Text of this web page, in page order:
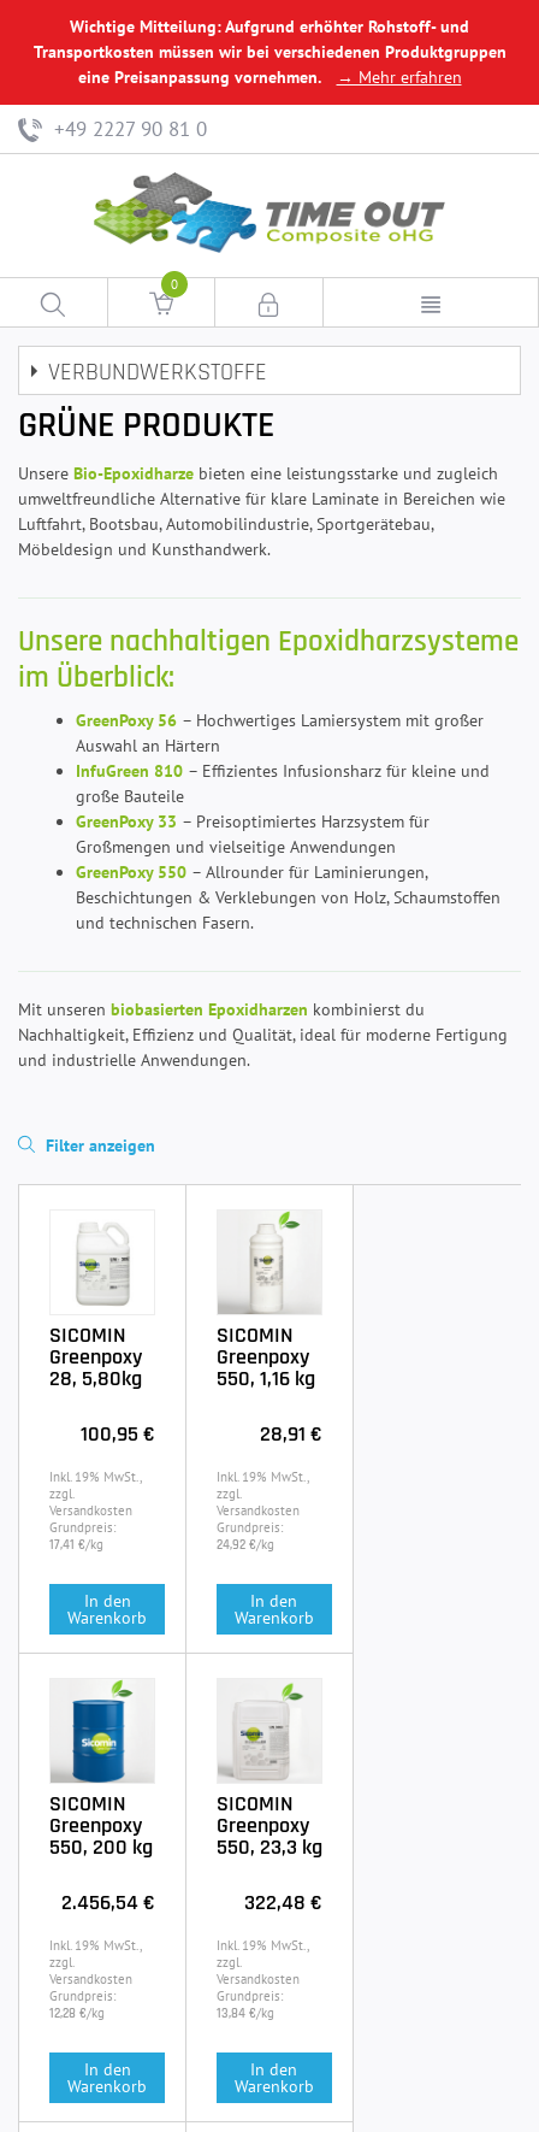
Wichtige Mitteilung: Aufgrund erhöhter Rohstoff- und
Transportkosten müssen wir bei verschiedenen Produktgruppen
eine Preisanpassung vornehmen.
→ Mehr erfahren
+49 2227 90 81 0
0
VERBUNDWERKSTOFFE
GRÜNE PRODUKTE
Unsere Bio-Epoxidharze bieten eine leistungsstarke und zugleich
umweltfreundliche Alternative für klare Laminate in Bereichen wie
Luftfahrt, Bootsbau, Automobilindustrie, Sportgerätebau,
Möbeldesign und Kunsthandwerk.
Unsere nachhaltigen Epoxidharzsysteme
im Überblick:
GreenPoxy 56 – Hochwertiges Lamiersystem mit großer
Auswahl an Härtern
InfuGreen 810 – Effizientes Infusionsharz für kleine und
große Bauteile
GreenPoxy 33 – Preisoptimiertes Harzsystem für
Großmengen und vielseitige Anwendungen
GreenPoxy 550 – Allrounder für Laminierungen,
Beschichtungen & Verklebungen von Holz, Schaumstoffen
und technischen Fasern.
Mit unseren biobasierten Epoxidharzen kombinierst du
Nachhaltigkeit, Effizienz und Qualität, ideal für moderne Fertigung
und industrielle Anwendungen.
Filter anzeigen
SICOMIN
Greenpoxy
28, 5,80kg
100,95 €
Inkl. 19% MwSt.,
zzgl.
Versandkosten
Grundpreis:
17,41 €/kg
In den
Warenkorb
SICOMIN
Greenpoxy
550, 1,16 kg
28,91 €
Inkl. 19% MwSt.,
zzgl.
Versandkosten
Grundpreis:
24,92 €/kg
In den
Warenkorb
SICOMIN
Greenpoxy
550, 200 kg
2.456,54 €
Inkl. 19% MwSt.,
zzgl.
Versandkosten
Grundpreis:
12,28 €/kg
In den
Warenkorb
SICOMIN
Greenpoxy
550, 23,3 kg
322,48 €
Inkl. 19% MwSt.,
zzgl.
Versandkosten
Grundpreis:
13,84 €/kg
In den
Warenkorb